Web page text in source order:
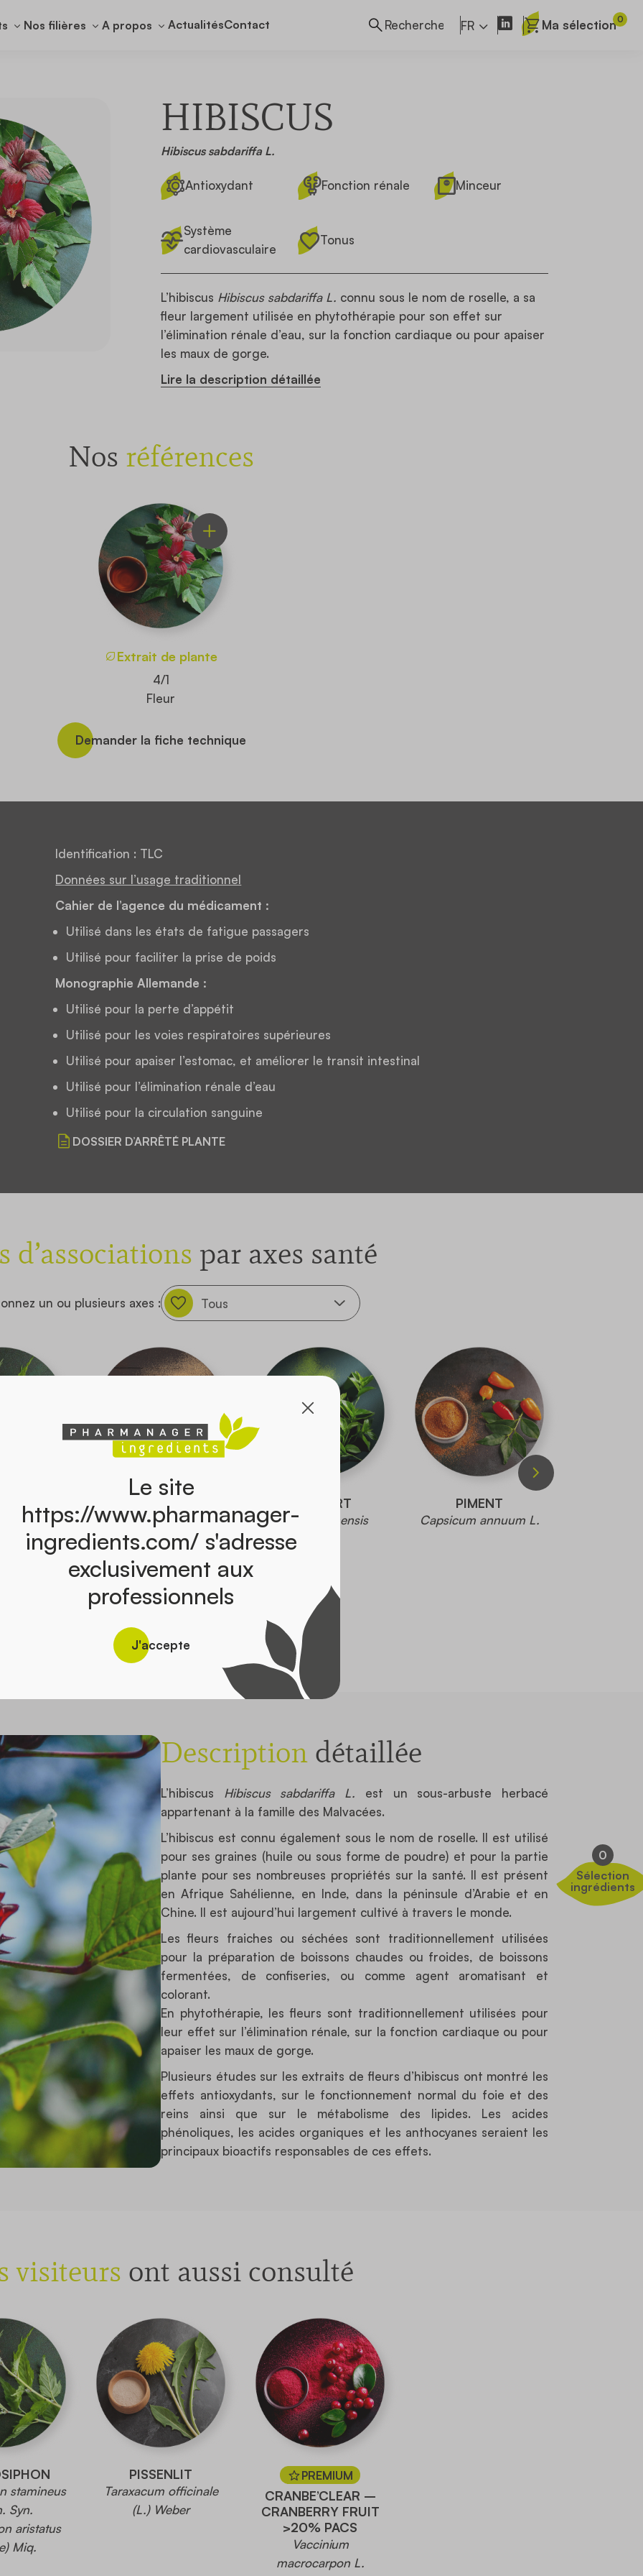
Nos filières A propos ActualitésContact FR Ma sélection0
0
Sélection
ingrédients
HIBISCUS
Hibiscus sabdariffa L.
Antioxydant Fonction rénale Minceur
Système
cardiovasculaire
Tonus
L’hibiscus Hibiscus sabdariffa L. connu sous le nom de roselle, a sa
fleur largement utilisée en phytothérapie pour son effet sur
l’élimination rénale d’eau, sur la fonction cardiaque ou pour apaiser
les maux de gorge.
Lire la description détaillée
Nos références
Extrait de plante
4/1
Fleur
Demander la fiche technique
Identification : TLC
Données sur l’usage traditionnel
Cahier de l’agence du médicament :
Utilisé dans les états de fatigue passagers
Utilisé pour faciliter la prise de poids
Monographie Allemande :
Utilisé pour la perte d’appétit
Utilisé pour les voies respiratoires supérieures
Utilisé pour apaiser l’estomac, et améliorer le transit intestinal
Utilisé pour l’élimination rénale d’eau
Utilisé pour la circulation sanguine
DOSSIER D’ARRÊTÉ PLANTE
d’associations par axes santé
un ou plusieurs axes :
stamineus
Syn.
aristatus
GUARANA
Paullinia cupana Kunth
THE VERT
Camellia sinensis
PIMENT
Capsicum annuum L.
Découvrir tous nos ingrédients
Description détaillée
L’hibiscus Hibiscus sabdariffa L. est un sous-arbuste herbacé
appartenant à la famille des Malvacées.
L’hibiscus est connu également sous le nom de roselle. Il est utilisé
pour ses graines (huile ou sous forme de poudre) et pour la partie
plante pour ses nombreuses propriétés sur la santé. Il est présent
en Afrique Sahélienne, en Inde, dans la péninsule d’Arabie et en
Chine. Il est aujourd’hui largement cultivé à travers le monde.
Les fleurs fraiches ou séchées sont traditionnellement utilisées
pour la préparation de boissons chaudes ou froides, de boissons
fermentées, de confiseries, ou comme agent aromatisant et
colorant.
En phytothérapie, les fleurs sont traditionnellement utilisées pour
leur effet sur l’élimination rénale, sur la fonction cardiaque ou pour
apaiser les maux de gorge.
Plusieurs études sur les extraits de fleurs d’hibiscus ont montré les
effets antioxydants, sur le fonctionnement normal du foie et des
reins ainsi que sur le métabolisme des lipides. Les acides
phénoliques, les acides organiques et les anthocyanes seraient les
principaux bioactifs responsables de ces effets.
visiteurs ont aussi consulté
stamineus
Syn.
aristatus
Miq.
PISSENLIT
Taraxacum officinale
(L.) Weber
PREMIUM
CRANBE’CLEAR –
CRANBERRY FRUIT
>20% PACS
Vaccinium
macrocarpon L.
Le site
https://www.pharmanager-
ingredients.com/ s'adresse
exclusivement aux
professionnels
J'accepte